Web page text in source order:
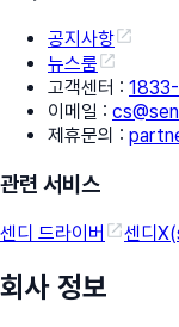
공지사항
뉴스룸
고객센터 :
이메일 :
제휴문의 :
관련 서비스
센디 드라이버 센디
회사 정보